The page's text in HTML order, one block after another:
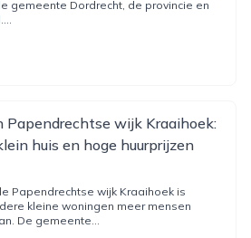
gemeente Dordrecht, de provincie en
wijk Kraaihoek:
huis en hoge huurprijzen
Papendrechtse wijk Kraaihoek is
kleine woningen meer mensen
De gemeente...